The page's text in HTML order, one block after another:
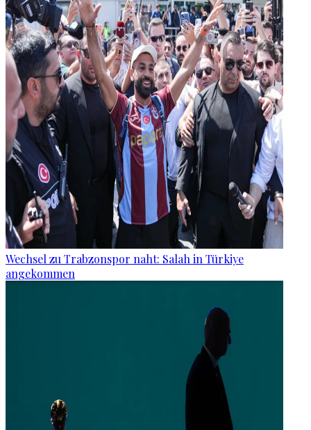
Wechsel zu Trabzonspor naht: Salah in Türkiye
angekommen